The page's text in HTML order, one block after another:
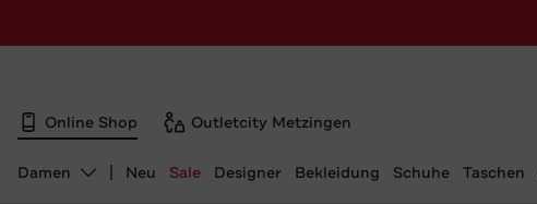
Online Shop Outletcity Metzingen
Abteilung ändern, ausgewählt:
Damen Neu Sale Designer Bekleidung Schuhe Taschen